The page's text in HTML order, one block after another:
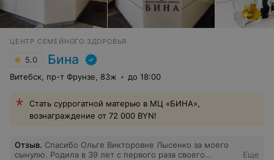
ЦЕНТР СЕМЕЙНОГО ЗДОРОВЬЯ
5.0 Бина
Витебск, пр-т Фрунзе, 83ж до 18:00
Стать суррогатной матерью в МЦ «БИНА»,
вознаграждение от 72 000 BYN!
Отзыв. Спасибо Ольге Викторовне Лысенко за моего
сынулю. Родила в 39 лет с первого раза своего
Еще